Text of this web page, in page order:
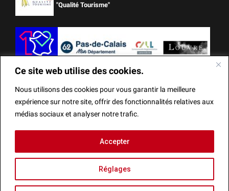
Ce site web utilise des cookies.
Nous utilisons des cookies pour vous garantir la meilleure
expérience sur notre site, offrir des fonctionnalités relatives aux
médias sociaux et analyser notre trafic.
Réglages
Accepter
"Qualité Tourisme"
Mentions LégalesActes administratifs
Ce site web utilise des cookies.
Nous utilisons des cookies pour vous garantir la meilleure
expérience sur notre site, offrir des fonctionnalités relatives
aux médias sociaux et analyser notre trafic.